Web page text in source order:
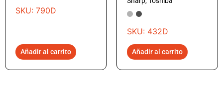
SKU: 790D
Añadir al carrito
SKU: 432D
Añadir al carrito